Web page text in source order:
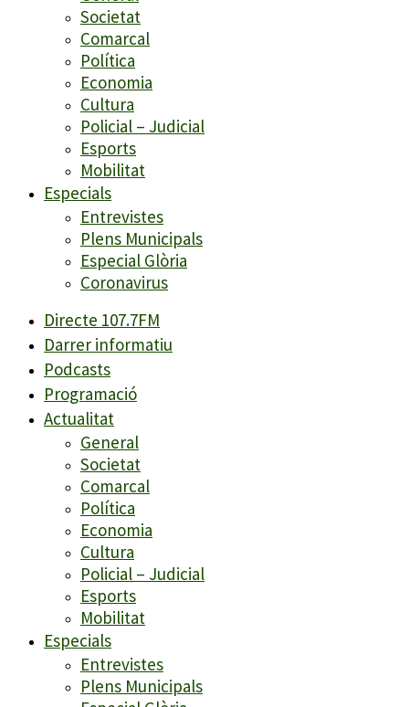
Societat
Comarcal
Política
Economia
Cultura
Policial – Judicial
Esports
Mobilitat
Especials
Entrevistes
Plens Municipals
Especial Glòria
Coronavirus
Directe 107.7FM
Darrer informatiu
Podcasts
Programació
Actualitat
General
Societat
Comarcal
Política
Economia
Cultura
Policial – Judicial
Esports
Mobilitat
Especials
Entrevistes
Plens Municipals